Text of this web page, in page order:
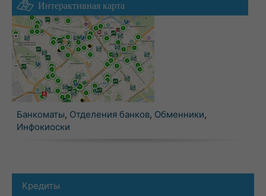
Интерактивная карта
Банкоматы, Отделения банков, Обменники,
Инфокиоски
Кредиты